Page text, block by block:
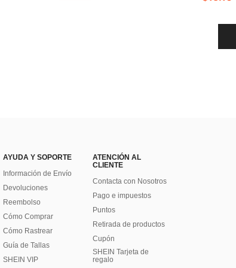
AYUDA Y SOPORTE
Información de Envío
Devoluciones
Reembolso
Cómo Comprar
Cómo Rastrear
Guía de Tallas
SHEIN VIP
ATENCIÓN AL
CLIENTE
Contacta con Nosotros
Pago e impuestos
Puntos
Retirada de productos
Cupón
SHEIN Tarjeta de
regalo